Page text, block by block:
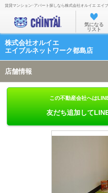
お部
気になる
リスト
株式会社オルイエ
エイブルネットワーク都島店
店舗情報
この不動産会社へは
友だち追加して